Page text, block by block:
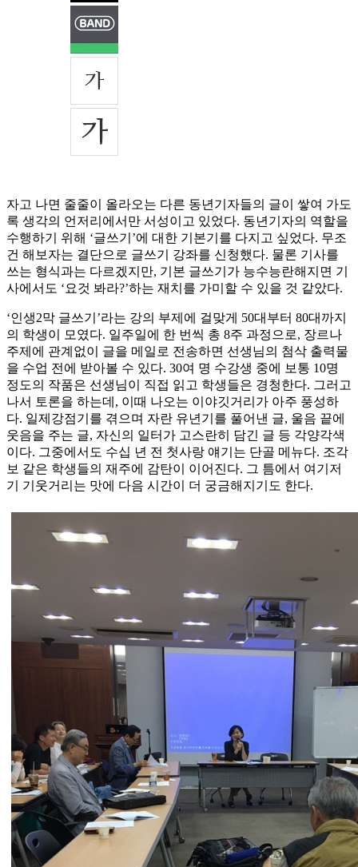
자고 나면 줄줄이 올라오는 다른 동년기자들의 글이 쌓여 가도
록 생각의 언저리에서만 서성이고 있었다. 동년기자의 역할을
수행하기 위해 ‘글쓰기’에 대한 기본기를 다지고 싶었다. 무조
건 해보자는 결단으로 글쓰기 강좌를 신청했다. 물론 기사를
쓰는 형식과는 다르겠지만, 기본 글쓰기가 능수능란해지면 기
사에서도 ‘요것 봐라?’하는 재치를 가미할 수 있을 것 같았다.
‘인생2막 글쓰기’라는 강의 부제에 걸맞게 50대부터 80대까지
의 학생이 모였다. 일주일에 한 번씩 총 8주 과정으로, 장르나
주제에 관계없이 글을 메일로 전송하면 선생님의 첨삭 출력물
을 수업 전에 받아볼 수 있다. 30여 명 수강생 중에 보통 10명
정도의 작품은 선생님이 직접 읽고 학생들은 경청한다. 그러고
나서 토론을 하는데, 이때 나오는 이야깃거리가 아주 풍성하
다. 일제강점기를 겪으며 자란 유년기를 풀어낸 글, 울음 끝에
웃음을 주는 글, 자신의 일터가 고스란히 담긴 글 등 각양각색
이다. 그중에서도 수십 년 전 첫사랑 얘기는 단골 메뉴다. 조각
보 같은 학생들의 재주에 감탄이 이어진다. 그 틈에서 여기저
기 기웃거리는 맛에 다음 시간이 더 궁금해지기도 한다.